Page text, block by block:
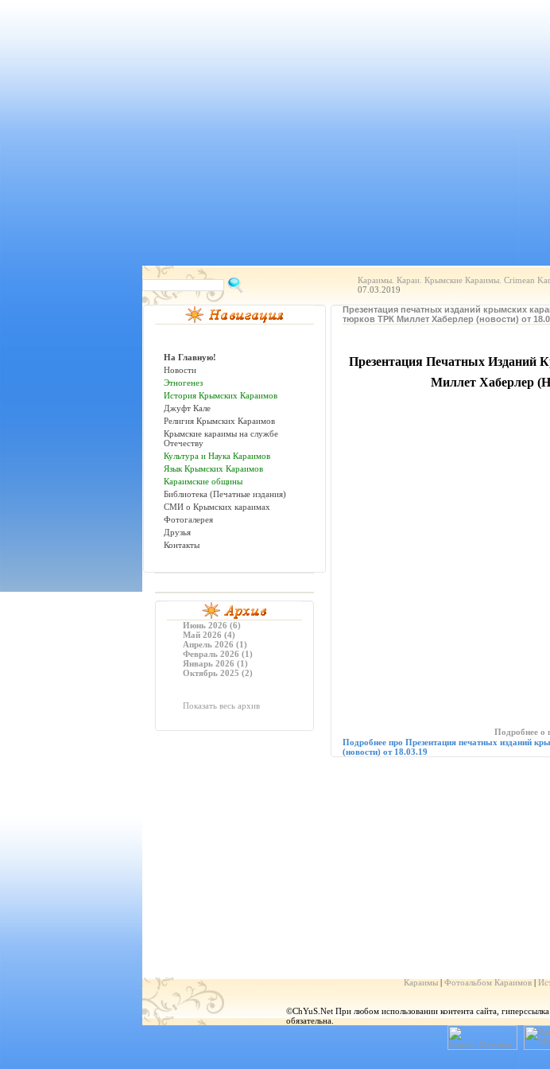
Караимы. Караи. Крымские Караимы. Crimean
07.03.2019
На Главную!
Новости
Этногенез
История Крымских Караимов
Джуфт Кале
Религия Крымских Караимов
Крымские караимы на службе
Отечеству
Культура и Наука Караимов
Язык Крымских Караимов
Караимские общины
Библиотека (Печатные издания)
СМИ о Крымских караимах
Фотогалерея
Друзья
Контакты
Июнь 2026 (6)
Май 2026 (4)
Апрель 2026 (1)
Февраль 2026 (1)
Январь 2026 (1)
Октябрь 2025 (2)
Показать весь архив
Презентация печатных изданий крымских
тюрков ТРК Миллет Хаберлер (новости) от
Презентация Печатных
Миллет Хаберлер
Подробнее о
Подробнее про Презентация печатных изданий
(новости) от 18.03.19
Караимы|Фотоальбом Караимов|
©ChYuS.Net При любом использовании контента сайта,
обязательна.